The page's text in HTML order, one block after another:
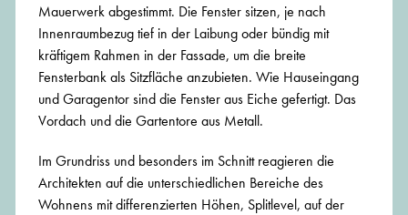
Mauerwerk abgestimmt. Die Fenster sitzen, je nach
Innenraumbezug tief in der Laibung oder bündig mit
kräftigem Rahmen in der Fassade, um die breite
Fensterbank als Sitzfläche anzubieten. Wie Hauseingang
und Garagentor sind die Fenster aus Eiche gefertigt. Das
Vordach und die Gartentore aus Metall.
Im Grundriss und besonders im Schnitt reagieren die
Architekten auf die unterschiedlichen Bereiche des
Wohnens mit differenzierten Höhen, Splitlevel, auf der